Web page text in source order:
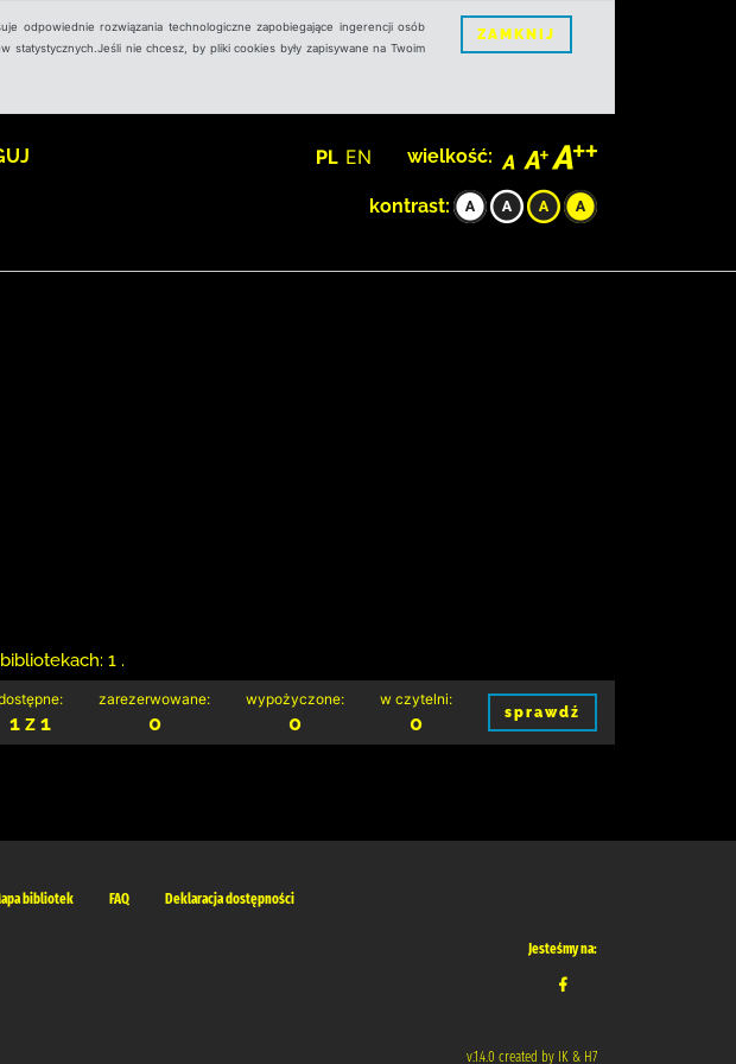
odpowiednie rozwiązania technologiczne zapobiegające ingerencji osób
nie chcesz, by pliki cookies były zapisywane na Twoim
ZAMKNIJ
PL EN wielkość:
kontrast:
1 .
1 z 1
zarezerwowane:
0
wypożyczone:
0
w czytelni:
0 sprawdź
bibliotek FAQ Deklaracja dostępności
Jesteśmy na:
v.1.4.0 created by IK & H7